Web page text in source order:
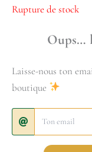
Rupture de stock
Oups…
Laisse-nous ton
boutique